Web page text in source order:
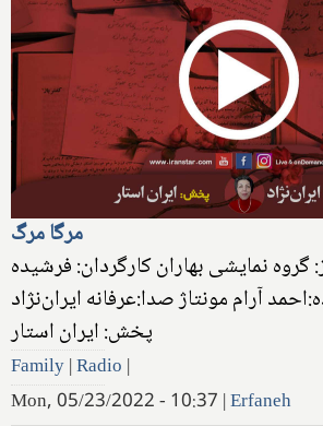
مرگا مرگ
گروه نمایشی بهاران کارگردان: فرشیده
آرام مونتاژ صدا:عرفانه ایران‌نژاد
پخش: ایران استار
Family|Radio |
Mon, 05/23/2022 - 10:37 |Erfaneh